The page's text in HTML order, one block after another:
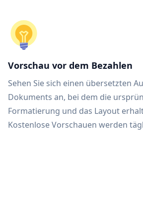
Vorschau vor dem Bezahlen
Sehen Sie sich einen übersetzten
Dokuments an, bei dem die
Formatierung und das Layout
Kostenlose Vorschauen werden